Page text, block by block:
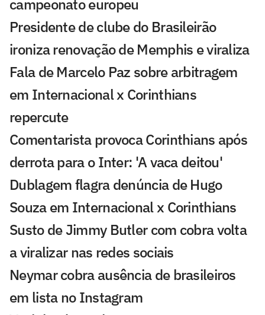
campeonato europeu
Presidente de clube do Brasileirão
ironiza renovação de Memphis e viraliza
Fala de Marcelo Paz sobre arbitragem
em Internacional x Corinthians
repercute
Comentarista provoca Corinthians após
derrota para o Inter: 'A vaca deitou'
Dublagem flagra denúncia de Hugo
Souza em Internacional x Corinthians
Susto de Jimmy Butler com cobra volta
a viralizar nas redes sociais
Neymar cobra ausência de brasileiros
em lista no Instagram